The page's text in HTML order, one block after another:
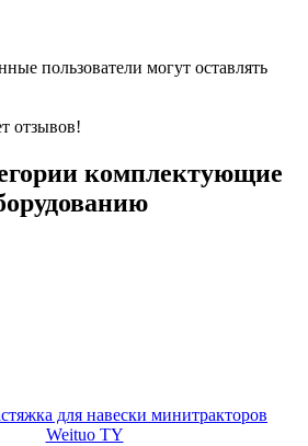
пользователи могут оставлять
отзывов!
комплектующие
для навески минитракторов
Weituo TY